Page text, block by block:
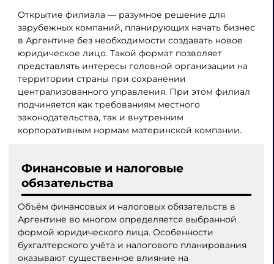
Открытие филиала — разумное решение для
зарубежных компаний, планирующих начать бизнес
в Аргентине без необходимости создавать новое
юридическое лицо. Такой формат позволяет
представлять интересы головной организации на
территории страны при сохранении
централизованного управления. При этом филиал
подчиняется как требованиям местного
законодательства, так и внутренним
корпоративным нормам материнской компании.
Финансовые и налоговые
обязательства
Объём финансовых и налоговых обязательств в
Аргентине во многом определяется выбранной
формой юридического лица. Особенности
бухгалтерского учёта и налогового планирования
оказывают существенное влияние на